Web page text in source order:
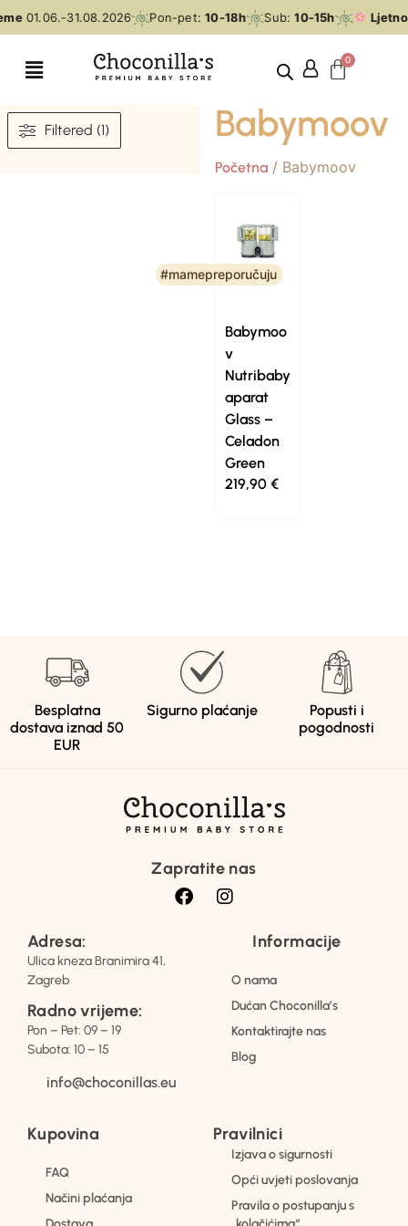
01.06.-31.08.2026 Pon-pet: 10-18h Sub: 10-15h
Filtered (1) Babymoov
Početna/ Babymoov
#mamepreporučuju
Babymoo
v
Nutribaby
aparat
Glass –
Celadon
Green
219,90 €
Besplatna
dostava iznad 50
EUR
Sigurno plaćanje
Popusti i
pogodnosti
Zapratite nas
Adresa:
Ulica kneza Branimira 41,
Zagreb
Radno vrijeme:
Pon – Pet: 09 – 19
Subota: 10 – 15
info@choconillas.eu
Informacije
O nama
Dućan Choconilla’s
Kontaktirajte nas
Blog
Kupovina
FAQ
Načini plaćanja
Pravilnici
Izjava o sigurnosti
Opći uvjeti poslovanja
Pravila o postupanju s